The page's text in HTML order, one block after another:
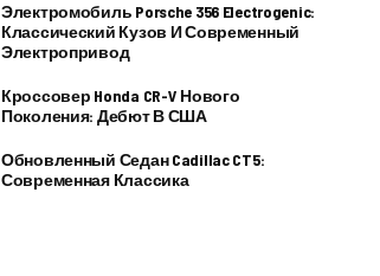
Электромобиль Porsche 356 Electrogenic:
Классический Кузов И Современный
Электропривод
Кроссовер Honda CR-V Нового
Поколения: Дебют В США
Обновленный Седан Cadillac CT5:
Современная Классика